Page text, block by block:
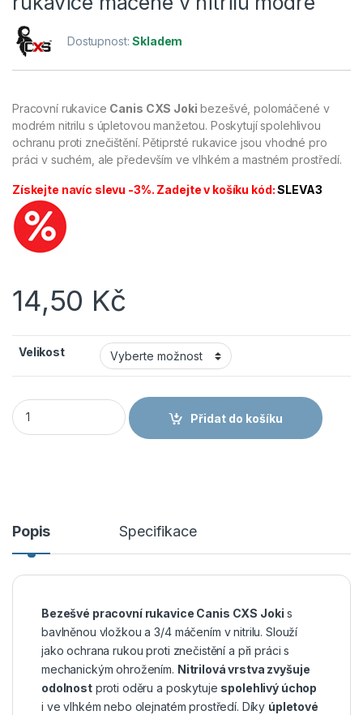
Dostupnost:Skladem
Pracovní rukavice Canis CXS Joki bezešvé, polomáčené v
modrém nitrilu s úpletovou manžetou. Poskytují spolehlivou
ochranu proti znečištění. Pětiprsté rukavice jsou vhodné pro
práci v suchém, ale především ve vlhkém a mastném prostředí.
Získejte navíc slevu -3%. Zadejte v košíku kód:SLEVA3
14,50 Kč
Velikost
CANIS CXS JOKI - Pracovní rukavice máčené v nitrilu modré
Přidat do košíku
Popis Specifikace
Bezešvé pracovní rukavice Canis CXS Joki s
bavlněnou vložkou a 3/4 máčením v nitrilu. Slouží
jako ochrana rukou proti znečistění a při práci s
mechanickým ohrožením. Nitrilová vrstva zvyšuje
odolnostproti oděru a poskytuje spolehlivý úchop
i ve vlhkém nebo olejnatém prostředí. Díky úpletové